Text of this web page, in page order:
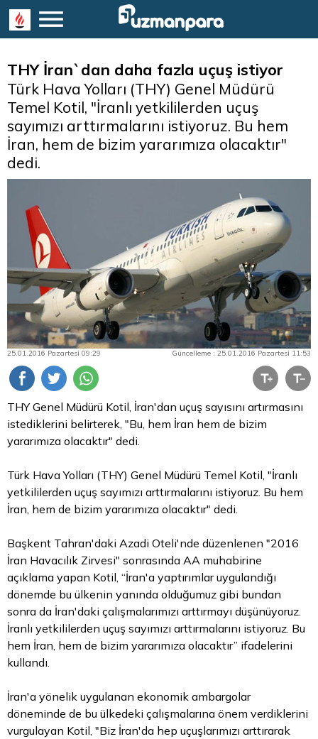
THY İran`dan daha fazla uçuş istiyor
Türk Hava Yolları (THY) Genel Müdürü
Temel Kotil, "İranlı yetkililerden uçuş
sayımızı arttırmalarını istiyoruz. Bu hem
İran, hem de bizim yararımıza olacaktır"
dedi.
25.01.2016 Pazartesi 09:29 Güncelleme : 25.01.2016 Pazartesi 11:53
THY Genel Müdürü Kotil, İran'dan uçuş sayısını artırmasını
istediklerini belirterek, "Bu, hem İran hem de bizim
yararımıza olacaktır" dedi.
Türk Hava Yolları (THY) Genel Müdürü Temel Kotil, "İranlı
yetkililerden uçuş sayımızı arttırmalarını istiyoruz. Bu hem
İran, hem de bizim yararımıza olacaktır" dedi.
Başkent Tahran'daki Azadi Oteli'nde düzenlenen "2016
İran Havacılık Zirvesi" sonrasında AA muhabirine
açıklama yapan Kotil, “İran'a yaptırımlar uygulandığı
dönemde bu ülkenin yanında olduğumuz gibi bundan
sonra da İran'daki çalışmalarımızı arttırmayı düşünüyoruz.
İranlı yetkililerden uçuş sayımızı arttırmalarını istiyoruz. Bu
hem İran, hem de bizim yararımıza olacaktır” ifadelerini
kullandı.
İran'a yönelik uygulanan ekonomik ambargolar
döneminde de bu ülkedeki çalışmalarına önem verdiklerini
vurgulayan Kotil, "Biz İran'da hep uçuşlarımızı arttırarak